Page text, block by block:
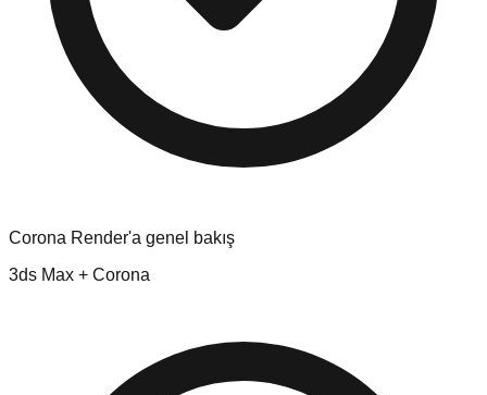
Corona Render'a genel bakış
3ds Max + Corona